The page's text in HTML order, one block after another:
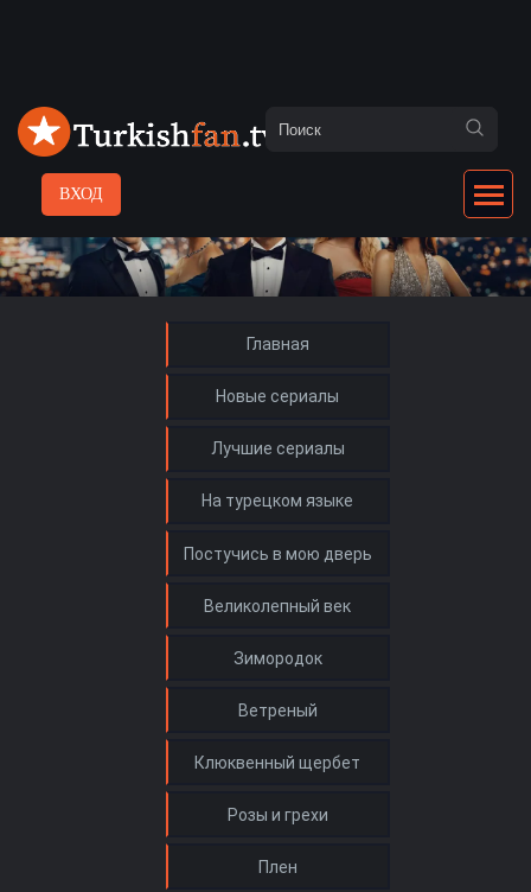
ВХОД
Главная
Новые сериалы
Лучшие сериалы
На турецком языке